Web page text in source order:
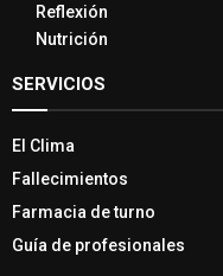
Reflexión
Nutrición
SERVICIOS
El Clima
Fallecimientos
Farmacia de turno
Guía de profesionales